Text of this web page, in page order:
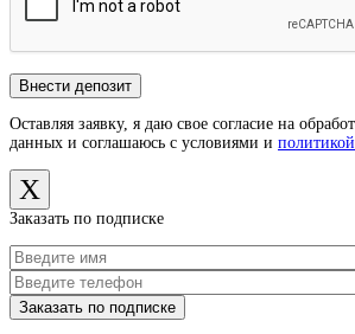
Оставляя заявку, я даю свое согласие на
данных и соглашаюсь с условиями и
X
Заказать по подписке